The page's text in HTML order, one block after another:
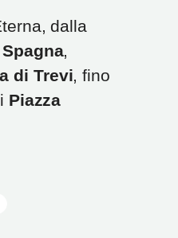
dalla
,
di Trevi, fino
Piazza